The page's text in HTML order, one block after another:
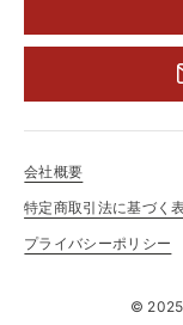
会社概要
特定商取引法に基づく
プライバシーポリシー
© 2025